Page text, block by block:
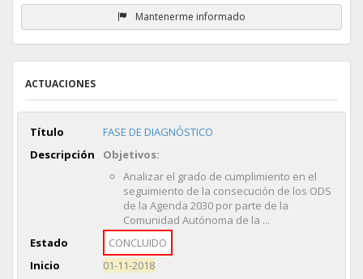
Mantenerme informado
ACTUACIONES
Título
FASE DE DIAGNÓSTICO
Descripción
Objetivos:
Analizar el grado de cumplimiento en el
seguimiento de la consecución de los ODS
de la Agenda 2030 por parte de la
Comunidad Autónoma de la ...
Estado
CONCLUIDO
Inicio
01-11-2018